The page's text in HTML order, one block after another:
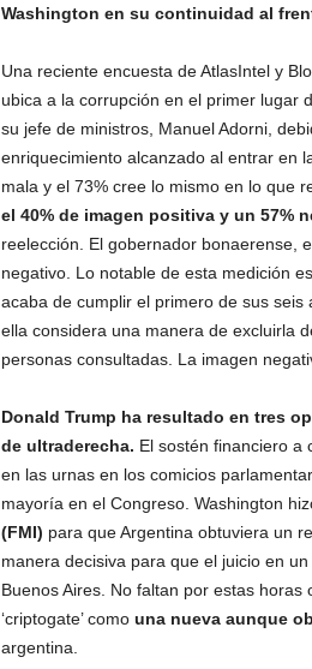
Washington en su continuidad al
Una reciente encuesta de AtlasIntel y
ubica a la corrupción en el primer lugar
su jefe de ministros, Manuel Adorni,
enriquecimiento alcanzado al entrar en
mala y el 73% cree lo mismo en lo que
el 40% de imagen positiva y un 57%
reelección. El gobernador bonaerense,
negativo. Lo notable de esta medición
acaba de cumplir el primero de sus
ella considera una manera de excluirla
personas consultadas. La imagen
Donald Trump ha resultado en tres
de ultraderecha. El sostén financiero a
en las urnas en los comicios
mayoría en el Congreso. Washington
(FMI) para que Argentina obtuviera un
manera decisiva para que el juicio en
Buenos Aires. No faltan por estas
‘criptogate’ comouna nueva aunque
argentina.